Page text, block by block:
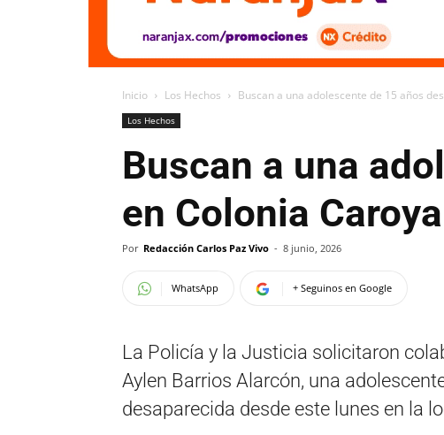
Inicio Los Hechos Buscan a una adolescente de 15 años
Los Hechos
Buscan a una
en Colonia Caroya
Por Redacción Carlos Paz Vivo - 8 junio, 2026
WhatsApp + Seguinos en Google
La Policía y la Justicia solicitaron
Aylen Barrios Alarcón, una
desaparecida desde este lunes en la